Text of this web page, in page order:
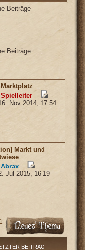
Beiträge
Beiträge
Marktplatz
Spielleiter
Nov 2014, 17:54
Markt und
Abrax
Jul 2015, 16:19
1
BEITRAG